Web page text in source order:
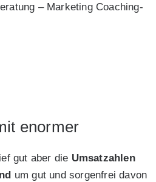
– Marketing Coaching-
enormer
gut aber die Umsatzahlen
um gut und sorgenfrei davon